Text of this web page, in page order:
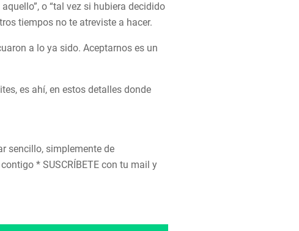
o “tal vez si hubiera decidido
tiempos no te atreviste a hacer.
a lo ya sido. Aceptarnos es un
es ahí, en estos detalles donde
sencillo, simplemente de
* SUSCRÍBETE con tu mail y